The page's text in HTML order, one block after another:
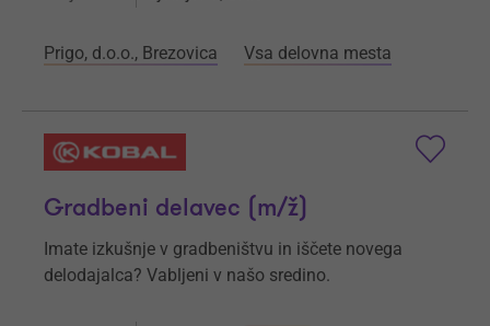
Prigo, d.o.o., Brezovica Vsa delovna mesta
Gradbeni delavec (m/ž)
Imate izkušnje v gradbeništvu in iščete novega
delodajalca? Vabljeni v našo sredino.